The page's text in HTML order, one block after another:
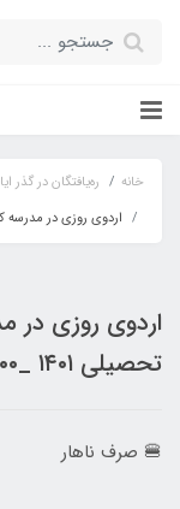
خانه ره‌یافتگان در گذر
اردوی روزی در مدرسه
اردوی روزی در
تحصیلی ۱۴۰۱ _۱۴۰۰
🍔 صرف ناهار